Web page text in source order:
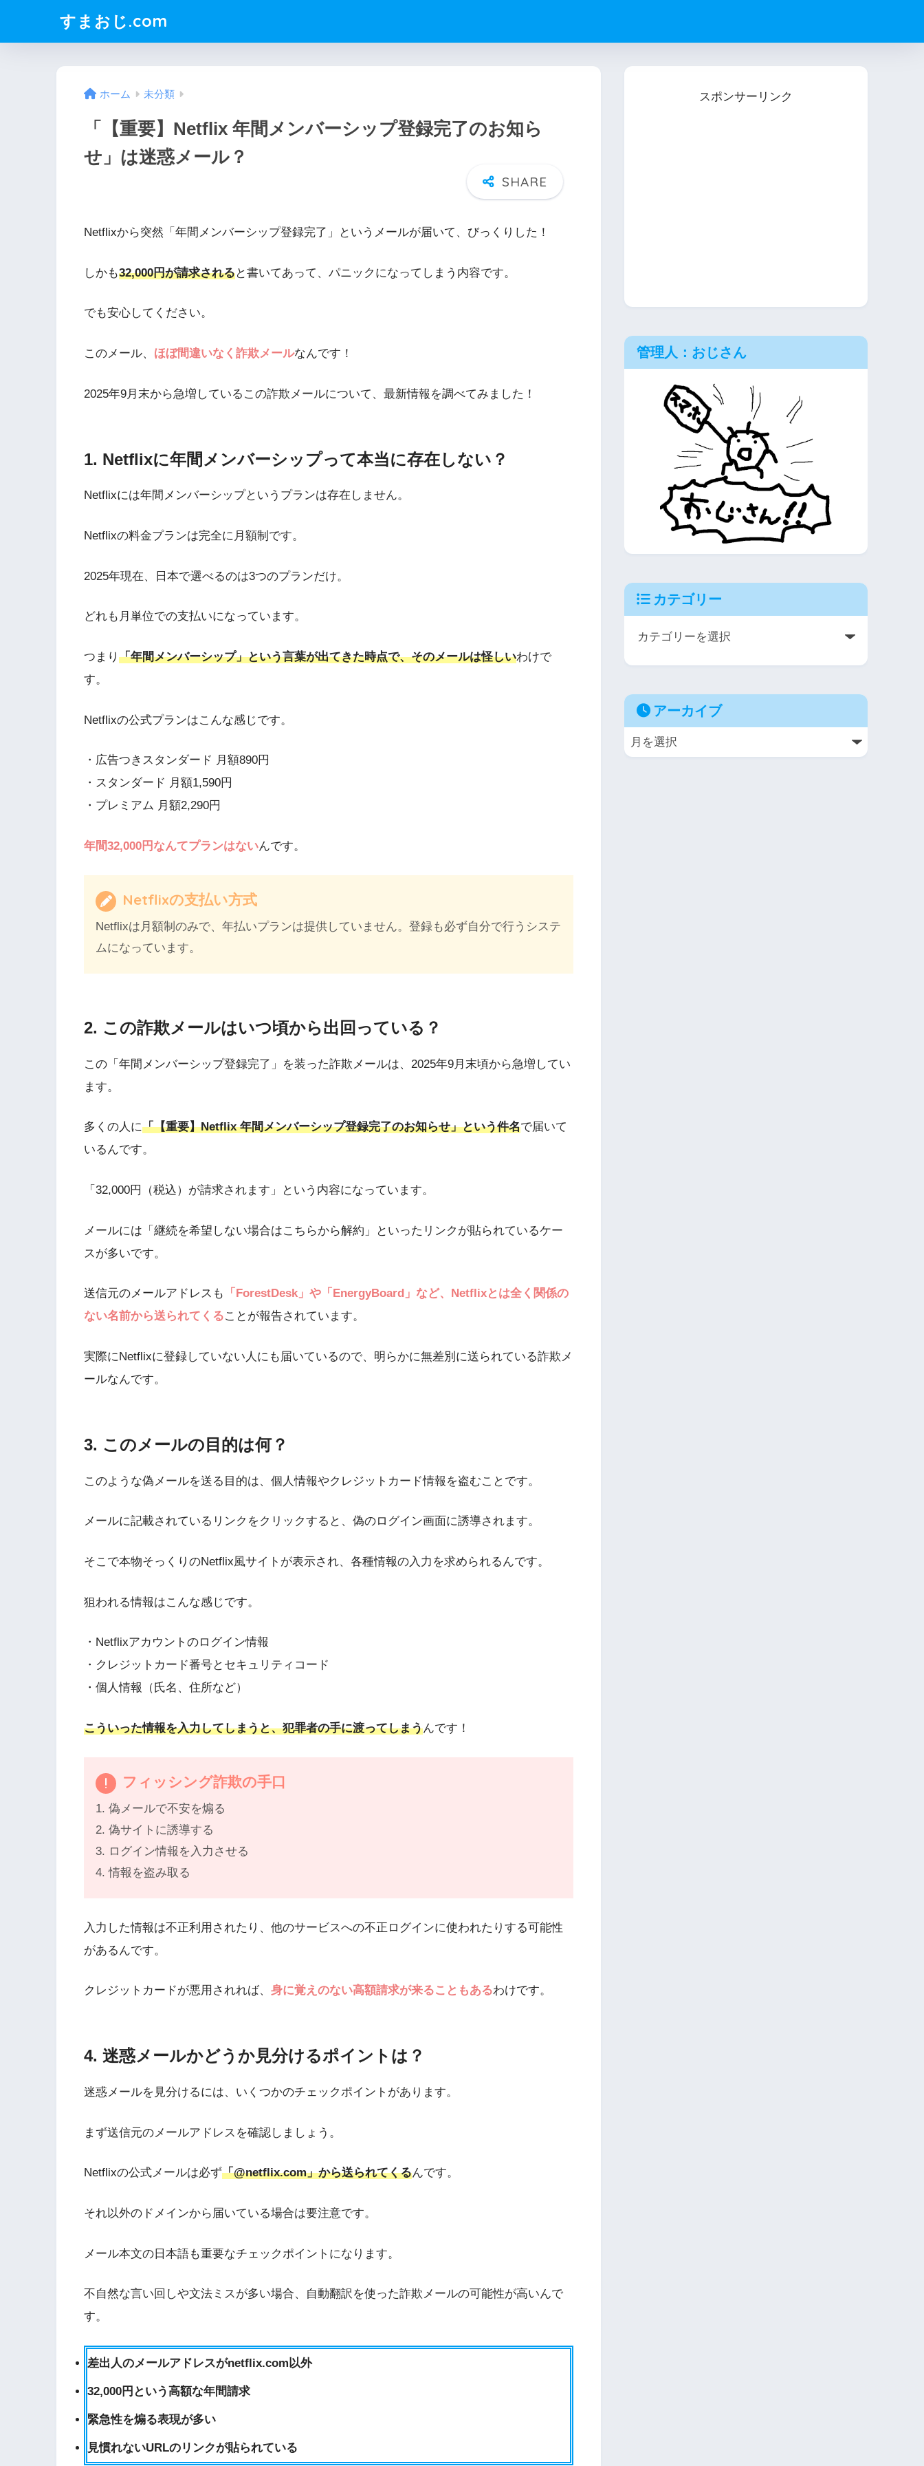
すまおじ.com
ホーム 未分類
「【重要】Netflix 年間メンバーシップ登録完了のお知ら
せ」は迷惑メール？
Netflixから突然「年間メンバーシップ登録完了」というメールが届いて、びっくりした！
しかも32,000円が請求されると書いてあって、パニックになってしまう内容です。
でも安心してください。
このメール、 ほぼ間違いなく詐欺メールなんです！
2025年9月末から急増しているこの詐欺メールについて、最新情報を調べてみました！
1. Netflixに年間メンバーシップって本当に存在しない？
Netflixには年間メンバーシップというプランは存在しません。
Netflixの料金プランは完全に月額制です。
2025年現在、日本で選べるのは3つのプランだけ。
どれも月単位での支払いになっています。
つまり 「年間メンバーシップ」という言葉が出てきた時点で、そのメールは怪しいわけで
す。
Netflixの公式プランはこんな感じです。
・広告つきスタンダード 月額890円
・スタンダード 月額1,590円
・プレミアム 月額2,290円
年間32,000円なんてプランはないんです。
Netflixの支払い方式
Netflixは月額制のみで、年払いプランは提供していません。登録も必ず自分で行うシステ
ムになっています。
2. この詐欺メールはいつ頃から出回っている？
この「年間メンバーシップ登録完了」を装った詐欺メールは、2025年9月末頃から急増してい
ます。
多くの人に「【重要】Netflix 年間メンバーシップ登録完了のお知らせ」という件名で届いて
いるんです。
「32,000円（税込）が請求されます」という内容になっています。
メールには「継続を希望しない場合はこちらから解約」といったリンクが貼られているケー
スが多いです。
送信元のメールアドレスも
「ForestDesk」や「EnergyBoard」など、Netflixとは全く関係の
ない名前から送られてくることが報告されています。
実際にNetflixに登録していない人にも届いているので、明らかに無差別に送られている詐欺メ
ールなんです。
3. このメールの目的は何？
このような偽メールを送る目的は、個人情報やクレジットカード情報を盗むことです。
メールに記載されているリンクをクリックすると、偽のログイン画面に誘導されます。
そこで本物そっくりのNetflix風サイトが表示され、各種情報の入力を求められるんです。
狙われる情報はこんな感じです。
・Netflixアカウントのログイン情報
・クレジットカード番号とセキュリティコード
・個人情報（氏名、住所など）
こういった情報を入力してしまうと、犯罪者の手に渡ってしまうんです！
フィッシング詐欺の手口
1. 偽メールで不安を煽る
2. 偽サイトに誘導する
3. ログイン情報を入力させる
4. 情報を盗み取る
入力した情報は不正利用されたり、他のサービスへの不正ログインに使われたりする可能性
があるんです。
クレジットカードが悪用されれば、 身に覚えのない高額請求が来ることもあるわけです。
4. 迷惑メールかどうか見分けるポイントは？
迷惑メールを見分けるには、いくつかのチェックポイントがあります。
まず送信元のメールアドレスを確認しましょう。
Netflixの公式メールは必ず「@netflix.com」から送られてくるんです。
それ以外のドメインから届いている場合は要注意です。
メール本文の日本語も重要なチェックポイントになります。
不自然な言い回しや文法ミスが多い場合、自動翻訳を使った詐欺メールの可能性が高いんで
す。
差出人のメールアドレスがnetflix.com以外
32,000円という高額な年間請求
緊急性を煽る表現が多い
見慣れないURLのリンクが貼られている
スポンサーリンク
管理人：おじさん
カテゴリー
アーカイブ